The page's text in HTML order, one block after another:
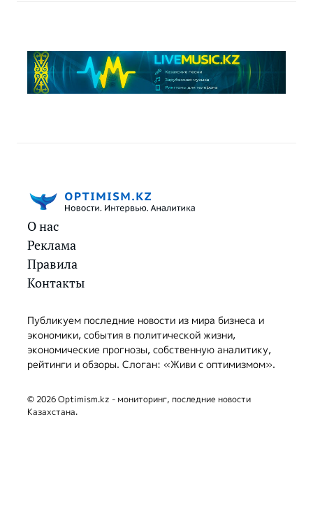
О нас
Реклама
Правила
Контакты
Публикуем последние новости из мира бизнеса и
экономики, события в политической жизни,
экономические прогнозы, собственную аналитику,
рейтинги и обзоры. Слоган: «Живи с оптимизмом».
© 2026 Optimism.kz - мониторинг, последние новости
Казахстана.